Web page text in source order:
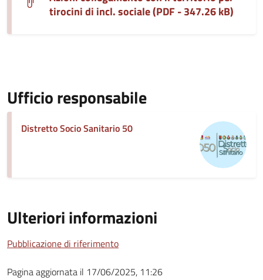
tirocini di incl. sociale (PDF - 347.26 kB)
Ufficio responsabile
Distretto Socio Sanitario 50
Ulteriori informazioni
Pubblicazione di riferimento
Pagina aggiornata il 17/06/2025, 11:26